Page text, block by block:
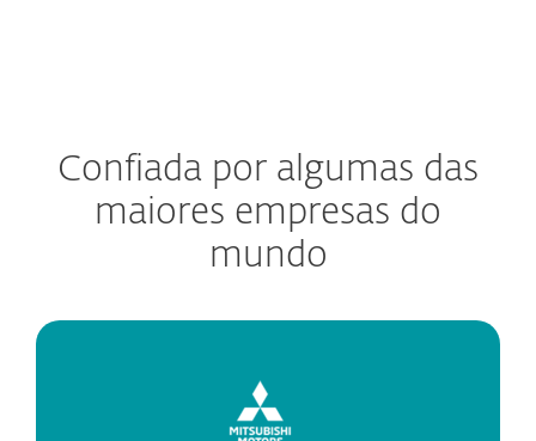
Confiada por algumas das
maiores empresas do
mundo